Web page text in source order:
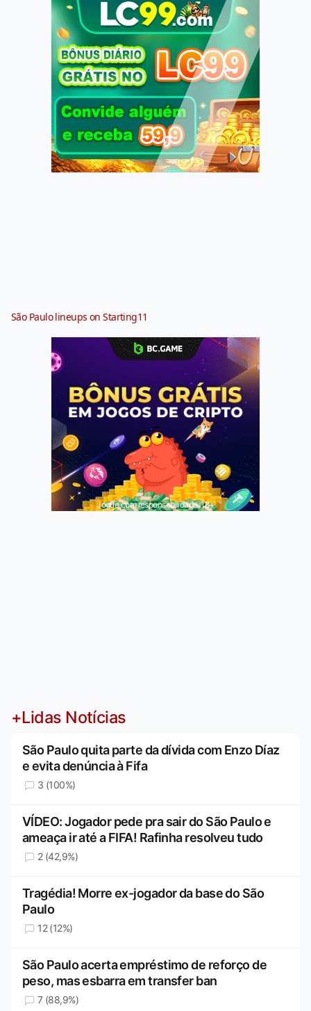
São Paulo lineups on Starting11
Jogue com responsabilidade. 18+
+Lidas Notícias
São Paulo quita parte da dívida com Enzo Díaz
e evita denúncia à Fifa
3 (100%)
VÍDEO: Jogador pede pra sair do São Paulo e
ameaça ir até a FIFA! Rafinha resolveu tudo
2 (42,9%)
Tragédia! Morre ex-jogador da base do São
Paulo
12 (12%)
São Paulo acerta empréstimo de reforço de
peso, mas esbarra em transfer ban
7 (88,9%)